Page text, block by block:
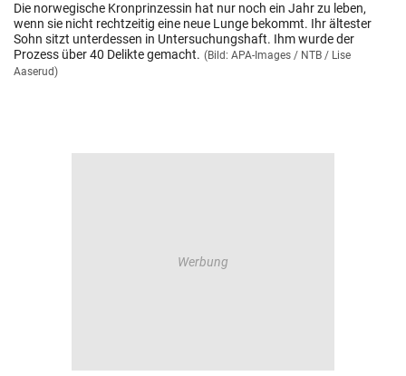
Die norwegische Kronprinzessin hat nur noch ein Jahr zu leben,
wenn sie nicht rechtzeitig eine neue Lunge bekommt. Ihr ältester
Sohn sitzt unterdessen in Untersuchungshaft. Ihm wurde der
Prozess über 40 Delikte gemacht. (Bild: APA-Images / NTB / Lise
Aaserud)